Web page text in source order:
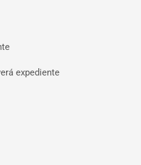
expediente